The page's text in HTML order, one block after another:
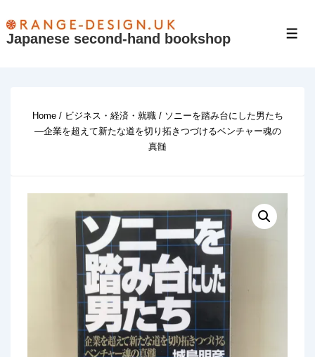
Skip
Japanese second-hand bookshop
Home/ ビジネス・経済・就職/ ソニーを踏み台にした男たち
―企業を超えて新たな道を切り拓きつづけるベンチャー魂の
真髄